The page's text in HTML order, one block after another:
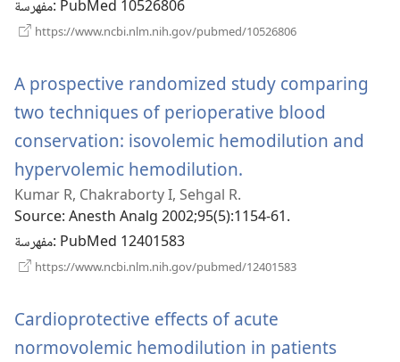
مفهرسة‎: PubMed 10526806
https://www.ncbi.nlm.nih.gov/pubmed/10526806
A prospective randomized study comparing
two techniques of perioperative blood
conservation: isovolemic hemodilution and
hypervolemic hemodilution.
جديدة)
Kumar R, Chakraborty I, Sehgal R.
Source‎: Anesth Analg 2002;95(5):1154-61.
مفهرسة‎: PubMed 12401583
https://www.ncbi.nlm.nih.gov/pubmed/12401583
Cardioprotective effects of acute
normovolemic hemodilution in patients